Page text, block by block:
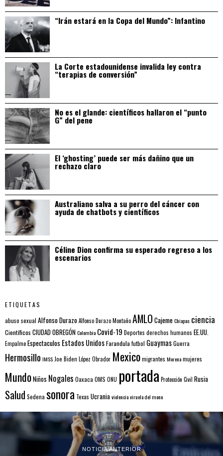
“Irán estará en la Copa del Mundo”: Infantino
La Corte estadounidense invalida ley contra
“terapias de conversión”
No es el glande: científicos hallaron el “punto
G” del pene
El ‘ghosting’ puede ser más dañino que un
rechazo claro
Australiano salva a su perro del cáncer con
ayuda de chatbots y científicos
Céline Dion confirma su esperado regreso a los
escenarios
ETIQUETAS
abuso sexual Alfonso DurazoAlfonso Durazo MontañoAMLO CajemeChiapas ciencia
Científicos CIUDAD OBREGÓNColombia Covid-19 Deportes derechos humanos EE.UU.
EmpalmeEspectaculos Estados UnidosFarandulafutbol GuaymasGuerra
Hermosillo IMSS Joe Biden López Obrador Mexicomigrantes Morenamujeres
MundoNiños Nogales Oaxaca OMS ONU portada Protección Civil Rusia
Salud Sedena sonora Texas Ucraniaviolenciaviruela del mono
NOTICIA ANTERIOR